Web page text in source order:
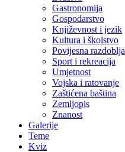
Gastronomija
Gospodarstvo
Književnost i jezik
Kultura i školstvo
Povijesna razdoblja
Sport i rekreacija
Umjetnost
Vojska i ratovanje
Zaštićena baština
Zemljopis
Znanost
Galerije
Teme
Kviz